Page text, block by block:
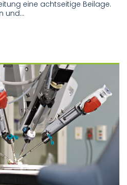
eine achtseitige Beilage.
und…